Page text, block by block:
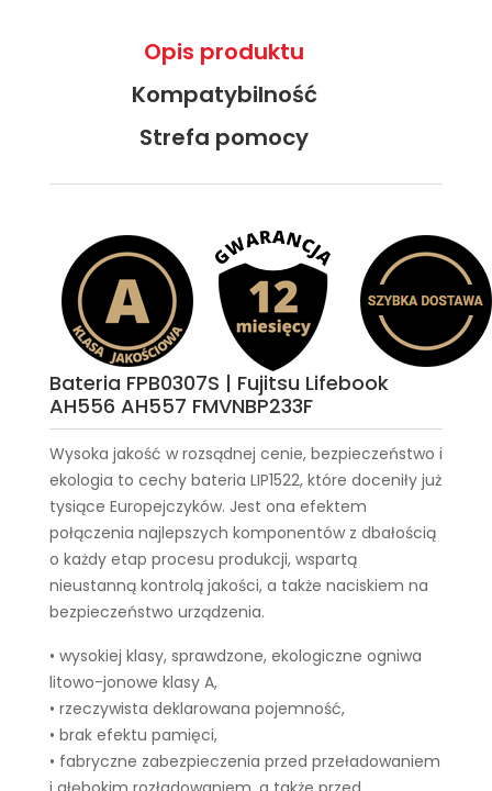
Opis produktu
Kompatybilność
Strefa pomocy
Bateria FPB0307S | Fujitsu Lifebook
AH556 AH557 FMVNBP233F
Wysoka jakość w rozsądnej cenie, bezpieczeństwo i
ekologia to cechy bateria LIP1522, które doceniły już
tysiące Europejczyków. Jest ona efektem
połączenia najlepszych komponentów z dbałością
o każdy etap procesu produkcji, wspartą
nieustanną kontrolą jakości, a także naciskiem na
bezpieczeństwo urządzenia.
• wysokiej klasy, sprawdzone, ekologiczne ogniwa
litowo-jonowe klasy A,
• rzeczywista deklarowana pojemność,
• brak efektu pamięci,
• fabryczne zabezpieczenia przed przeładowaniem